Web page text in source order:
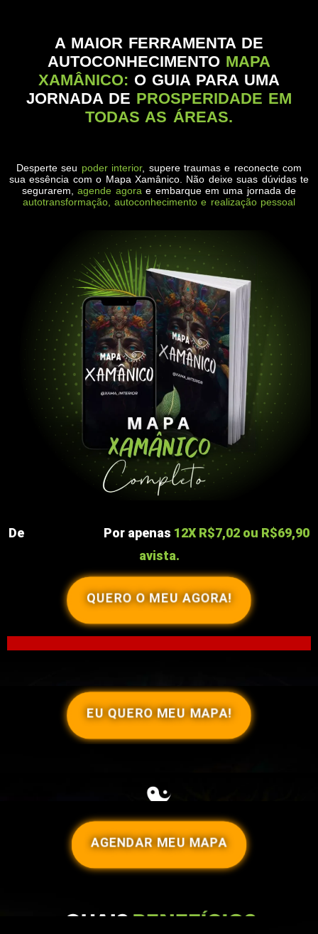
A MAIOR FERRAMENTA DE
AUTOCONHECIMENTO MAPA
XAMÂNICO: O GUIA PARA UMA
JORNADA DE PROSPERIDADE EM
TODAS AS ÁREAS.
Desperte seu poder interior, supere traumas e reconecte com
sua essência com o Mapa Xamânico. Não deixe suas dúvidas te
segurarem,agende agora e embarque em uma jornada de
autotransformação, autoconhecimento e realização pessoal
De Por apenas 12X R$7,02 ou R$69,90
avista.
QUERO O MEU AGORA!
EU QUERO MEU MAPA!
AGENDAR MEU MAPA